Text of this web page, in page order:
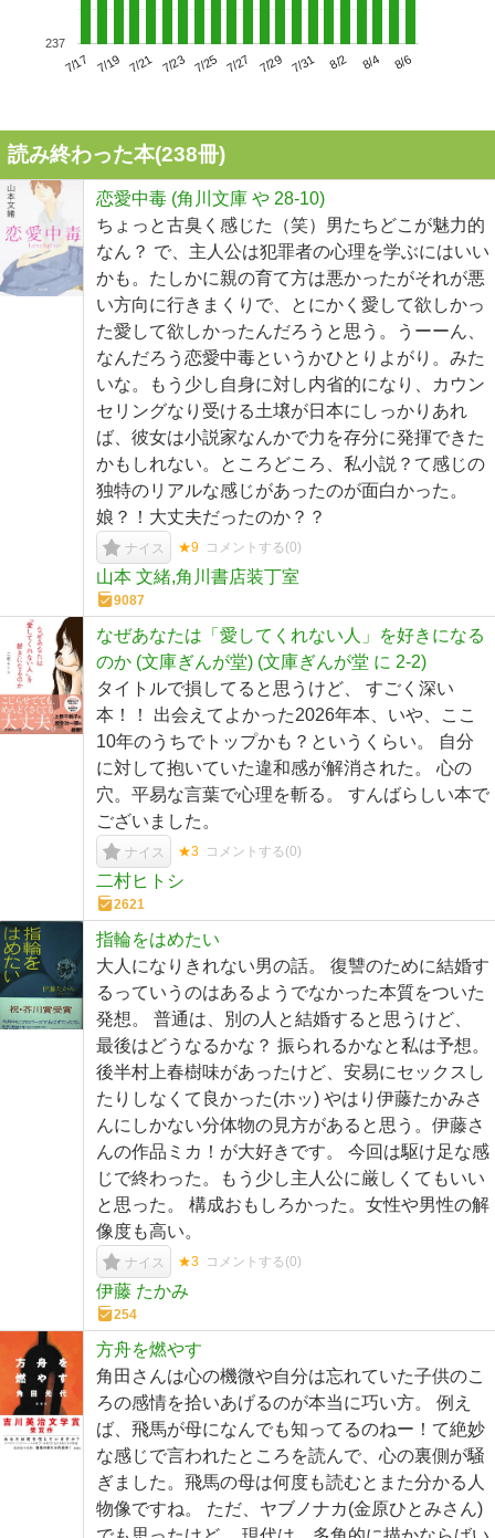
7/17 7/19 7/21 7/23 7/25 7/27 7/29 7/31 8/2 8/4 8/6
237
読み終わった本(238冊)
恋愛中毒 (角川文庫 や 28-10)
ちょっと古臭く感じた（笑）男たちどこが魅力的
なん？ で、主人公は犯罪者の心理を学ぶにはいい
かも。たしかに親の育て方は悪かったがそれが悪
い方向に行きまくりで、とにかく愛して欲しかっ
た愛して欲しかったんだろうと思う。うーーん、
なんだろう恋愛中毒というかひとりよがり。みた
いな。もう少し自身に対し内省的になり、カウン
セリングなり受ける土壌が日本にしっかりあれ
ば、彼女は小説家なんかで力を存分に発揮できた
かもしれない。ところどころ、私小説？て感じの
独特のリアルな感じがあったのが面白かった。
娘？！大丈夫だったのか？？
ナイス ★9 コメントする(0)
山本 文緒,角川書店装丁室
9087
なぜあなたは「愛してくれない人」を好きになる
のか (文庫ぎんが堂) (文庫ぎんが堂 に 2-2)
タイトルで損してると思うけど、 すごく深い
本！！ 出会えてよかった2026年本、いや、ここ
10年のうちでトップかも？というくらい。 自分
に対して抱いていた違和感が解消された。 心の
穴。平易な言葉で心理を斬る。 すんばらしい本で
ございました。
ナイス ★3 コメントする(0)
二村ヒトシ
2621
指輪をはめたい
大人になりきれない男の話。 復讐のために結婚す
るっていうのはあるようでなかった本質をついた
発想。 普通は、別の人と結婚すると思うけど、
最後はどうなるかな？ 振られるかなと私は予想。
後半村上春樹味があったけど、安易にセックスし
たりしなくて良かった(ホッ) やはり伊藤たかみさ
んにしかない分体物の見方があると思う。伊藤さ
んの作品ミカ！が大好きです。 今回は駆け足な感
じで終わった。もう少し主人公に厳しくてもいい
と思った。 構成おもしろかった。女性や男性の解
像度も高い。
ナイス ★3 コメントする(0)
伊藤 たかみ
254
方舟を燃やす
角田さんは心の機微や自分は忘れていた子供のこ
ろの感情を拾いあげるのが本当に巧い方。 例え
ば、飛馬が母になんでも知ってるのねー！て絶妙
な感じで言われたところを読んで、心の裏側が騒
ぎました。飛馬の母は何度も読むとまた分かる人
物像ですね。 ただ、ヤブノナカ(金原ひとみさん)